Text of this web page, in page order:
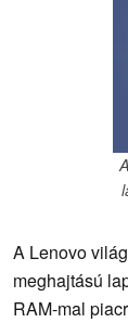
A Lenovo
meghajtású
RAM-mal